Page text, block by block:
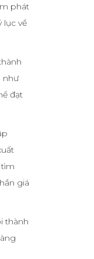
phát
lục về
như
đạt
tìm
giá
thành